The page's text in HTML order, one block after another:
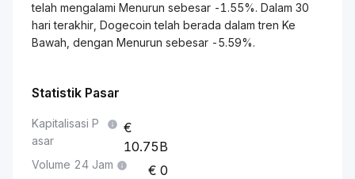
telah mengalami Menurun sebesar -1.55%. Dalam 30
hari terakhir, Dogecoin telah berada dalam tren Ke
Bawah, dengan Menurun sebesar -5.59%.
Statistik Pasar
Kapitalisasi P
asar
10.75B
Volume 24 Jam 0